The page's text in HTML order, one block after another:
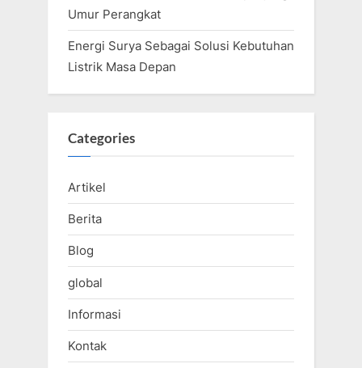
Umur Perangkat
Energi Surya Sebagai Solusi Kebutuhan
Listrik Masa Depan
Categories
Artikel
Berita
Blog
global
Informasi
Kontak